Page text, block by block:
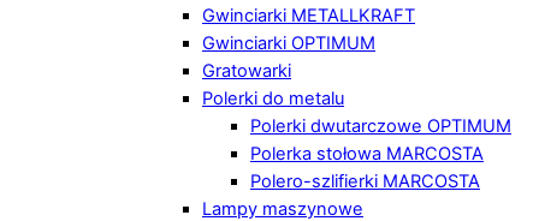
Gwinciarki METALLKRAFT
Gwinciarki OPTIMUM
Gratowarki
Polerki do metalu
Polerki dwutarczowe OPTIMUM
Polerka stołowa MARCOSTA
Polero-szlifierki MARCOSTA
Lampy maszynowe